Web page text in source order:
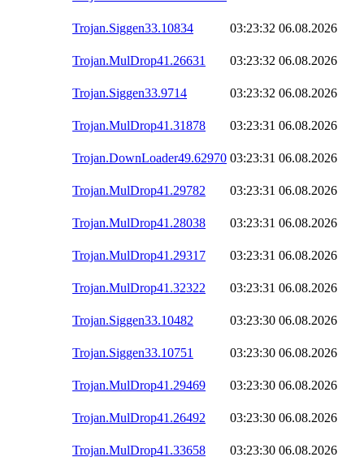
Trojan.Siggen33.10834 03:23:32 06.08.2026
Trojan.MulDrop41.26631 03:23:32 06.08.2026
Trojan.Siggen33.9714 03:23:32 06.08.2026
Trojan.MulDrop41.31878 03:23:31 06.08.2026
Trojan.DownLoader49.62970 03:23:31 06.08.2026
Trojan.MulDrop41.29782 03:23:31 06.08.2026
Trojan.MulDrop41.28038 03:23:31 06.08.2026
Trojan.MulDrop41.29317 03:23:31 06.08.2026
Trojan.MulDrop41.32322 03:23:31 06.08.2026
Trojan.Siggen33.10482 03:23:30 06.08.2026
Trojan.Siggen33.10751 03:23:30 06.08.2026
Trojan.MulDrop41.29469 03:23:30 06.08.2026
Trojan.MulDrop41.26492 03:23:30 06.08.2026
Trojan.MulDrop41.33658 03:23:30 06.08.2026